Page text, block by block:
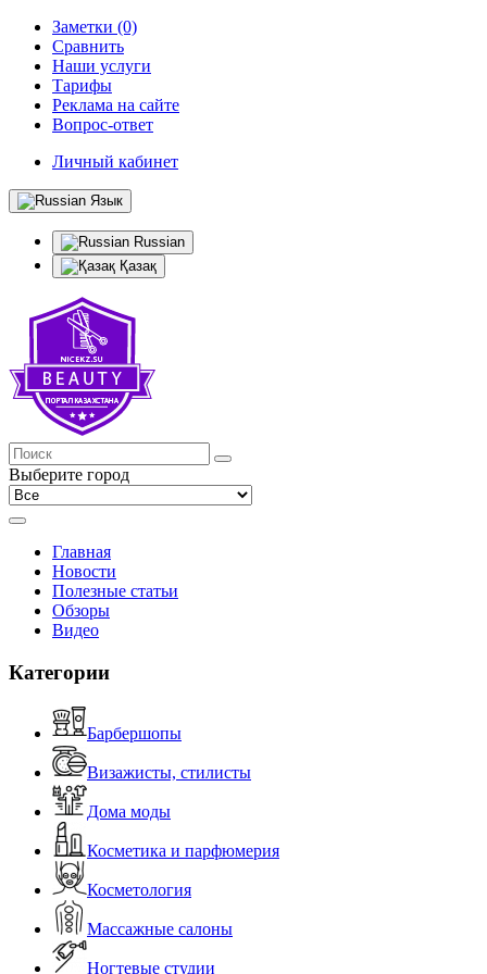
Заметки (0)
Сравнить
Наши услуги
Тарифы
Реклама на сайте
Вопрос-ответ
Личный кабинет
Язык
Russian
Қазақ
Выберите город
Главная
Новости
Полезные статьи
Обзоры
Видео
Категории
Барбершопы
Визажисты, стилисты
Дома моды
Косметика и парфюмерия
Косметология
Массажные салоны
Ногтевые студии